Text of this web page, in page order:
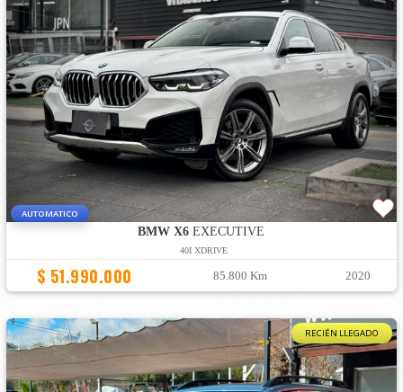
AUTOMATICO
BMW X6 EXECUTIVE
40I XDRIVE
$ 51.990.000 85.800 Km 2020
RECIÉN LLEGADO